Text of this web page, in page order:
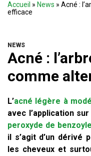
Accueil » News » Acné :
efficace
NEWS
Acné :
comme
L’acné légère à
avec l’application
peroxyde de benzoyle
il s’agit d’un dérivé
les cheveux et